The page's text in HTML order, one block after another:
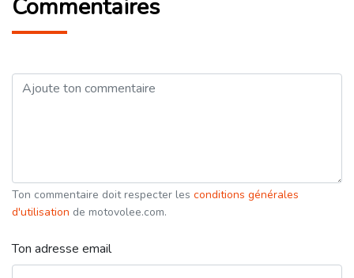
Commentaires
Ton commentaire doit respecter les conditions générales
d'utilisation de motovolee.com.
Ton adresse email